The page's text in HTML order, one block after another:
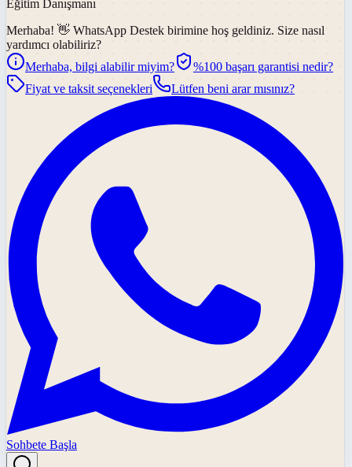
Eğitim Danışmanı
Merhaba! 👋 WhatsApp Destek birimine hoş geldiniz. Size nasıl
yardımcı olabiliriz?
Merhaba, bilgi alabilir miyim?
%100 başarı garantisi nedir?
Fiyat ve taksit seçenekleri
Lütfen beni arar mısınız?
Sohbete Başla